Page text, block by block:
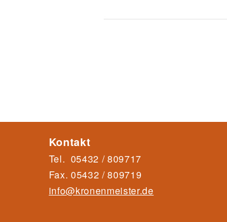
Kontakt
Tel. 05432 / 809717
Fax.05432 / 809719
info@kronenmeister.de